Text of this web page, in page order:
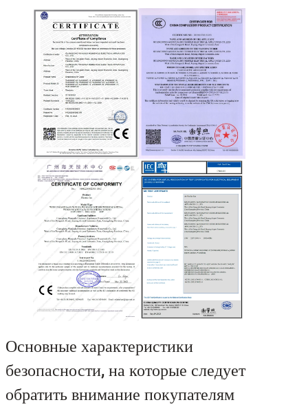
Основные характеристики
безопасности, на которые следует
обратить внимание покупателям